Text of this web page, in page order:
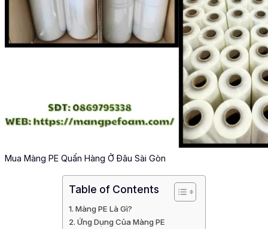
Mua Màng PE Quấn Hàng Ở Đâu Sài Gòn
Table of Contents
Màng PE Là Gì?
Ứng Dụng Của Màng PE